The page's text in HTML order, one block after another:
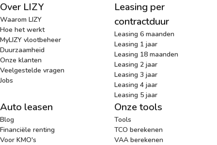
Over LIZY
Waarom LIZY
Hoe het werkt
MyLIZY vlootbeheer
Duurzaamheid
Onze klanten
Veelgestelde vragen
Jobs
Leasing per
contractduur
Leasing 6 maanden
Leasing 1 jaar
Leasing 18 maanden
Leasing 2 jaar
Leasing 3 jaar
Leasing 4 jaar
Leasing 5 jaar
Auto leasen
Blog
Financiële renting
Voor KMO's
Onze tools
Tools
TCO berekenen
VAA berekenen